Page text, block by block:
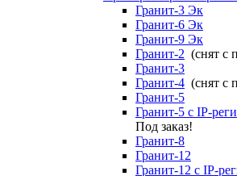
Гранит-3 Эк
Гранит-6 Эк
Гранит-9 Эк
Гранит-2 (снят с
Гранит-3
Гранит-4 (снят с
Гранит-5
Гранит-5 с IP-
Под заказ!
Гранит-8
Гранит-12
Гранит-12 с IP-